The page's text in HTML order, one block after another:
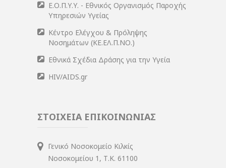
Ε.Ο.Π.Υ.Υ. - Εθνικός Οργανισμός Παροχής
Υπηρεσιών Υγείας
Κέντρο Ελέγχου & Πρόληψης
Νοσημάτων (ΚΕ.ΕΛ.Π.ΝΟ.)
Εθνικά Σχέδια Δράσης για την Υγεία
HIV/AIDS.gr
ΣΤΟΙΧΕΙΑ ΕΠΙΚΟΙΝΩΝΙΑΣ
Γενικό Νοσοκομείο Κιλκίς
Νοσοκομείου 1, Τ.Κ. 61100